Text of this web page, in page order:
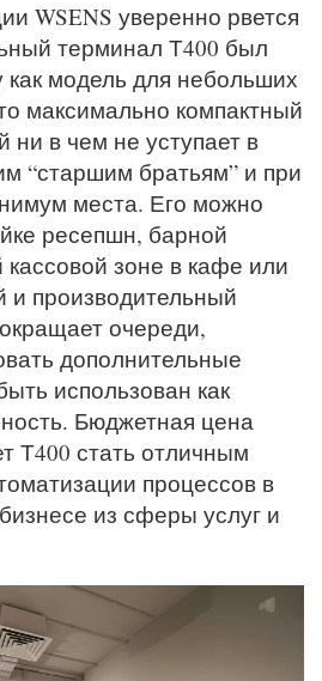
WSENS уверенно рвется
терминал Т400 был
как модель для небольших
максимально компактный
ни в чем не уступает в
“старшим братьям” и при
места. Его можно
ресепшн, барной
кассовой зоне в кафе или
и производительный
очереди,
дополнительные
использован как
Бюджетная цена
Т400 стать отличным
процессов в
из сферы услуг и